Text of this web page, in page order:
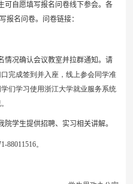
可自愿填写报名问卷线下参会。 各
报名问卷。问卷链接：
情况确认会议教室并拉群通知。请
完成签到并入座，线上参会同学准
们学习使用浙江大学就业服务系统
院学生提供招聘、实习相关讲解。
88011516。